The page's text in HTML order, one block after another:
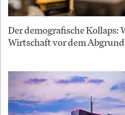
Der demografische Kollaps:
Wirtschaft vor dem